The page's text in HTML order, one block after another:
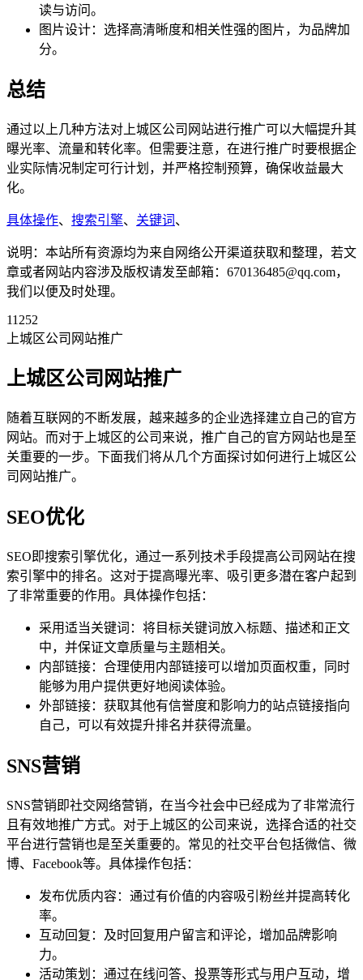
读与访问。
图片设计：选择高清晰度和相关性强的图片，为品牌加
分。
总结
通过以上几种方法对上城区公司网站进行推广可以大幅提升其
曝光率、流量和转化率。但需要注意，在进行推广时要根据企
业实际情况制定可行计划，并严格控制预算，确保收益最大
化。
具体操作、 搜索引擎、 关键词 、
说明：本站所有资源均为来自网络公开渠道获取和整理，若文
章或者网站内容涉及版权请发至邮箱：670136485@qq.com，
我们以便及时处理。
11252
上城区公司网站推广
上城区公司网站推广
随着互联网的不断发展，越来越多的企业选择建立自己的官方
网站。而对于上城区的公司来说，推广自己的官方网站也是至
关重要的一步。下面我们将从几个方面探讨如何进行上城区公
司网站推广。
SEO优化
SEO即搜索引擎优化，通过一系列技术手段提高公司网站在搜
索引擎中的排名。这对于提高曝光率、吸引更多潜在客户起到
了非常重要的作用。具体操作包括：
采用适当关键词：将目标关键词放入标题、描述和正文
中，并保证文章质量与主题相关。
内部链接：合理使用内部链接可以增加页面权重，同时
能够为用户提供更好地阅读体验。
外部链接：获取其他有信誉度和影响力的站点链接指向
自己，可以有效提升排名并获得流量。
SNS营销
SNS营销即社交网络营销，在当今社会中已经成为了非常流行
且有效地推广方式。对于上城区的公司来说，选择合适的社交
平台进行营销也是至关重要的。常见的社交平台包括微信、微
博、Facebook等。具体操作包括：
发布优质内容：通过有价值的内容吸引粉丝并提高转化
率。
互动回复：及时回复用户留言和评论，增加品牌影响
力。
活动策划：通过在线问答、投票等形式与用户互动，增